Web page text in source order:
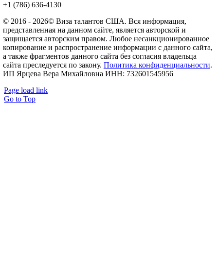
‪+1 (786) 636‑4130‬
© 2016 - 2026© Виза талантов США. Вся информация,
представленная на данном сайте, является авторской и
защищается авторским правом. Любое несанкционированное
копирование и распространение информации с данного сайта,
а также фрагментов данного сайта без согласия владельца
сайта преследуется по закону. Политика конфиденциальности.
ИП Ярцева Вера Михайловна ИНН: 732601545956
Page load link
Go to Top